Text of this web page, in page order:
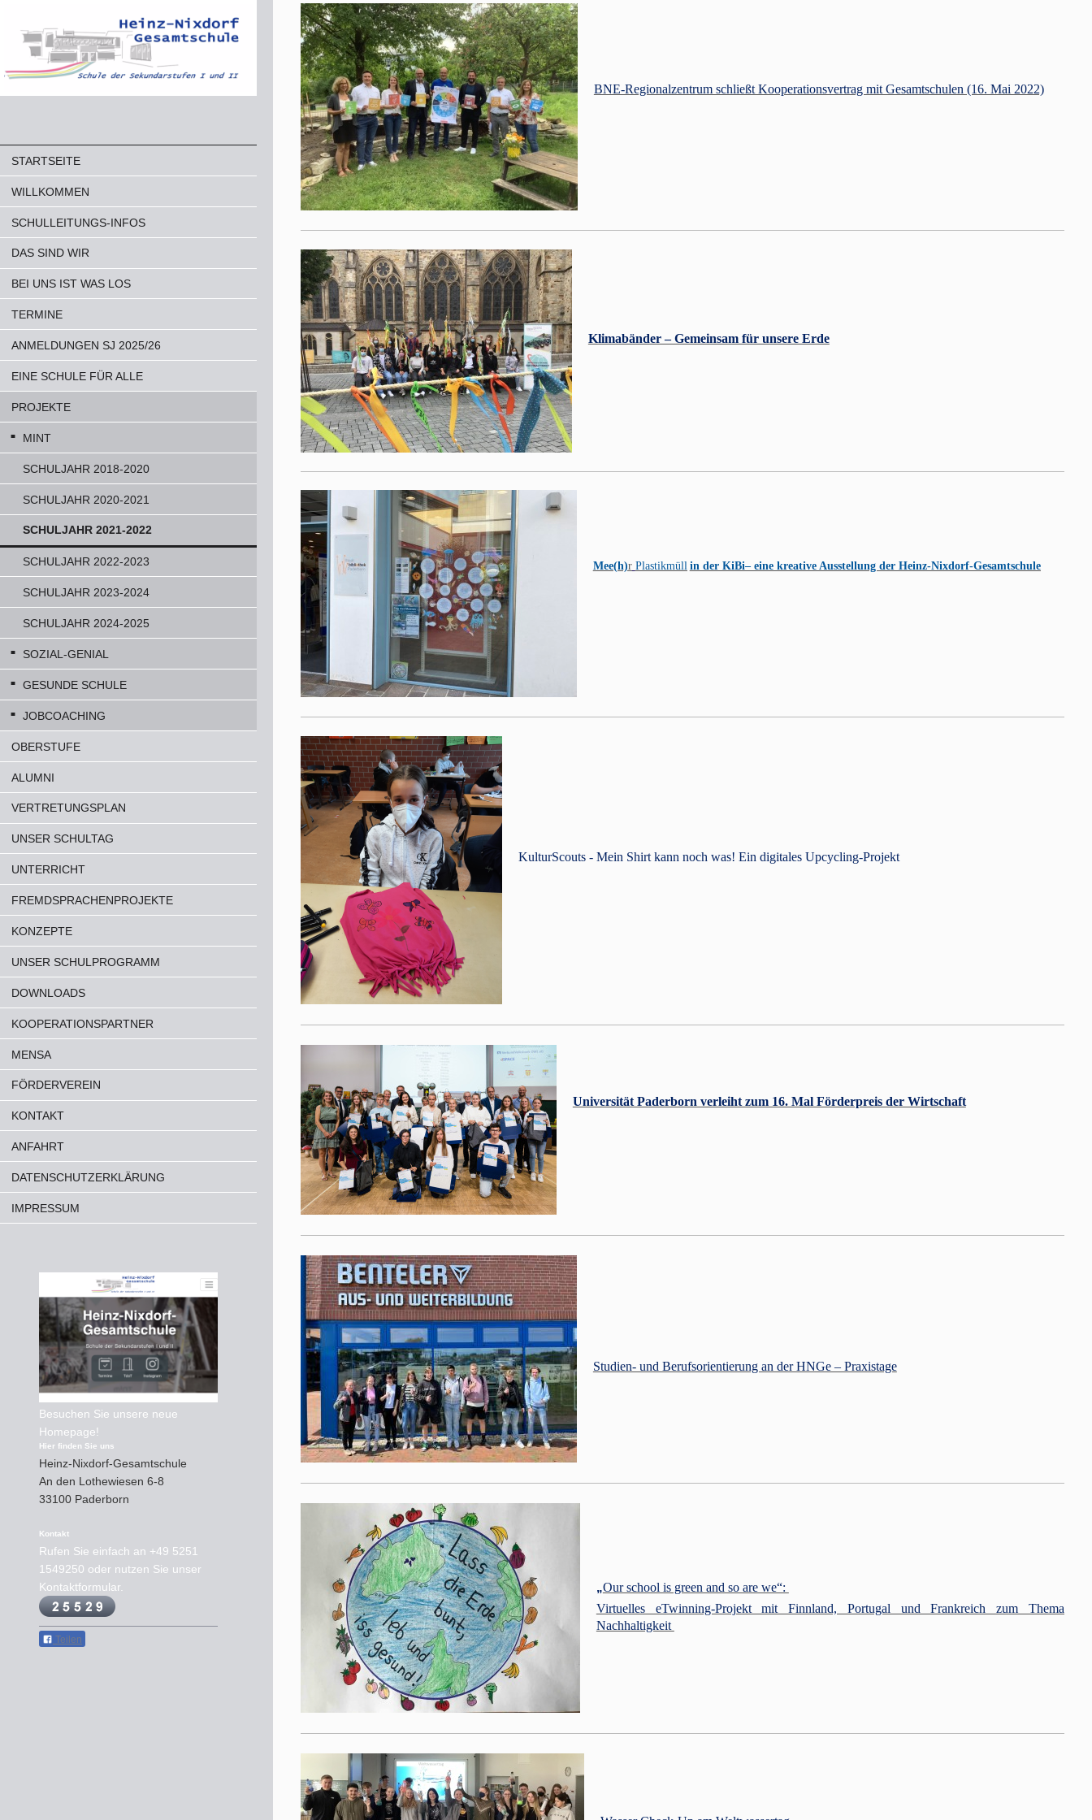
STARTSEITE
WILLKOMMEN
SCHULLEITUNGS-INFOS
DAS SIND WIR
BEI UNS IST WAS LOS
TERMINE
ANMELDUNGEN SJ 2025/26
EINE SCHULE FÜR ALLE
PROJEKTE
MINT
SCHULJAHR 2018-2020
SCHULJAHR 2020-2021
SCHULJAHR 2021-2022
SCHULJAHR 2022-2023
SCHULJAHR 2023-2024
SCHULJAHR 2024-2025
SOZIAL-GENIAL
GESUNDE SCHULE
JOBCOACHING
OBERSTUFE
ALUMNI
VERTRETUNGSPLAN
UNSER SCHULTAG
UNTERRICHT
FREMDSPRACHENPROJEKTE
KONZEPTE
UNSER SCHULPROGRAMM
DOWNLOADS
KOOPERATIONSPARTNER
MENSA
FÖRDERVEREIN
KONTAKT
ANFAHRT
DATENSCHUTZERKLÄRUNG
IMPRESSUM
Besuchen Sie unsere neue
Homepage!
Hier finden Sie uns
Heinz-Nixdorf-Gesamtschule
An den Lothewiesen 6-8
33100 Paderborn
Kontakt
Rufen Sie einfach an +49 5251
1549250 oder nutzen Sie unser
Kontaktformular.
Teilen
BNE-Regionalzentrum schließt Kooperationsvertrag mit Gesamtschulen (16. Mai 2022)
Klimabänder – Gemeinsam für unsere Erde
Mee(h)r Plastikmüll in der KiBi– eine kreative Ausstellung der Heinz-Nixdorf-Gesamtschule
KulturScouts - Mein Shirt kann noch was! Ein digitales Upcycling-Projekt
Universität Paderborn verleiht zum 16. Mal Förderpreis der Wirtschaft
Studien- und Berufsorientierung an der HNGe – Praxistage
„Our school is green and so are we“:
Virtuelles eTwinning-Projekt mit Finnland, Portugal und Frankreich zum Thema
Nachhaltigkeit